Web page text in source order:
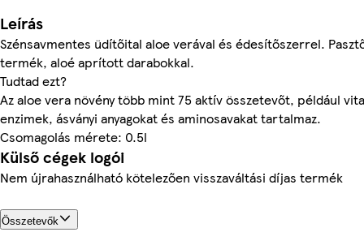
Leírás
Szénsavmentes üdítőital aloe verával és édesítőszerrel.
termék, aloé aprított darabokkal.
Tudtad ezt?
Az aloe vera növény több mint 75 aktív összetevőt, például
enzimek, ásványi anyagokat és aminosavakat tartalmaz.
Csomagolás mérete: 0.5l
Külső cégek logói
Nem újrahasználható kötelezően visszaváltási díjas termék
Összetevők